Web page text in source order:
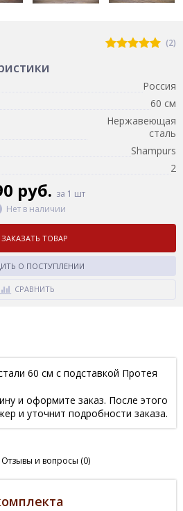
(2)
Россия
60 см
Нержавеющая
сталь
Shampurs
2
руб. за 1 шт
Нет в наличии
ЗАКАЗАТЬ ТОВАР
О ПОСТУПЛЕНИИ
СРАВНИТЬ
60 см с подставкой Протея
и оформите заказ. После этого
и уточнит подробности заказа.
Отзывы и вопросы (0)